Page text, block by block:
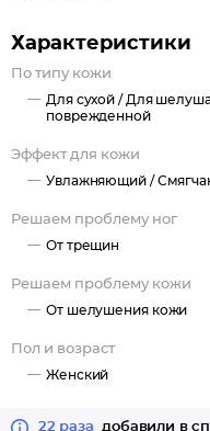
Характеристики
По типу кожи
Для сухой / Для
поврежденной
Эффект для кожи
Увлажняющий /
Решаем проблему ног
От трещин
Решаем проблему кожи
От шелушения кожи
Пол и возраст
Женский
22 раза добавили в